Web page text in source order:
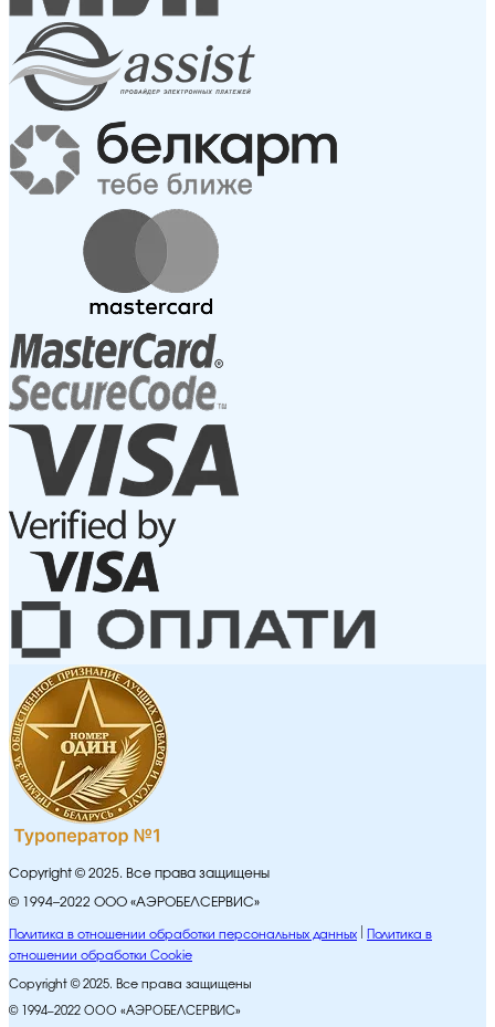
Copyright © 2025. Все права защищены
© 1994–2022 ООО «АЭРОБЕЛСЕРВИС»
Политика в отношении обработки персональных данных
Политика в
отношении обработки Cookie
Copyright © 2025. Все права защищены
© 1994–2022 ООО «АЭРОБЕЛСЕРВИС»